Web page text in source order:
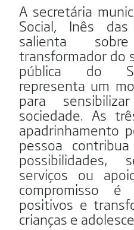
A secretária
Social, Inês das
salienta
transformador do
pública do
representa um
para
sociedade. As
apadrinhamento
pessoa
serviços ou
compromisso é
positivos e
crianças e